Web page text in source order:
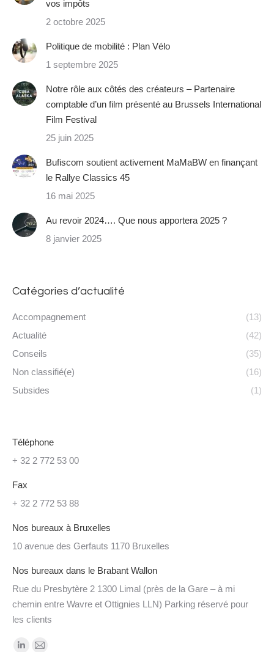
vos impôts
2 octobre 2025
Politique de mobilité : Plan Vélo
1 septembre 2025
Notre rôle aux côtés des créateurs – Partenaire
comptable d’un film présenté au Brussels International
Film Festival
25 juin 2025
Bufiscom soutient activement MaMaBW en finançant
le Rallye Classics 45
16 mai 2025
Au revoir 2024…. Que nous apportera 2025 ?
8 janvier 2025
Catégories d’actualité
Accompagnement
(13)
Actualité
(42)
Conseils
(35)
Non classifié(e)
(16)
Subsides
(1)
Téléphone
+ 32 2 772 53 00
Fax
+ 32 2 772 53 88
Nos bureaux à Bruxelles
10 avenue des Gerfauts 1170 Bruxelles
Nos bureaux dans le Brabant Wallon
Rue du Presbytère 2 1300 Limal (près de la Gare – à mi
chemin entre Wavre et Ottignies LLN) Parking réservé pour
les clients
Trouvez nous sur :